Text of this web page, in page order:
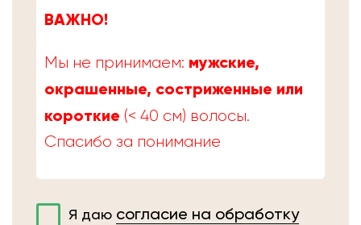
ВАЖНО!
Мы не принимаем: мужские,
окрашенные, состриженные или
короткие (< 40 см) волосы.
Спасибо за понимание
Я даю согласие на обработку